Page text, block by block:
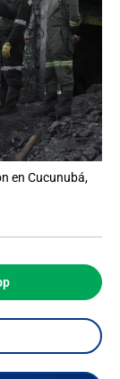
en Cucunubá,